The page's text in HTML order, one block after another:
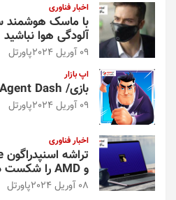
اخبار فناوری
با ماسک هوشمند
آلودگی هوا نباشید
09 آوریل 2024 پاورتل
اپ بازار
بازی/ Agent Dash؛ سکه‌ها را جمع کنید
09 آوریل 2024 پاورتل
اخبار فناوری
و AMD را شکست داد
08 آوریل 2024 پاورتل